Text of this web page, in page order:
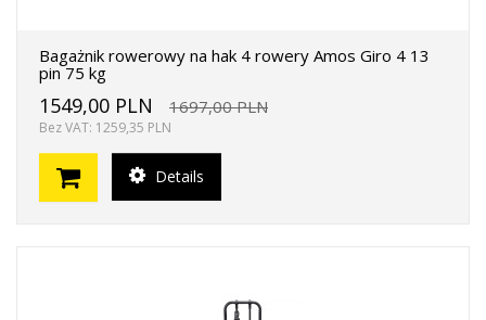
Bagażnik rowerowy na hak 4 rowery Amos Giro 4 13
pin 75 kg
1549,00 PLN 1697,00 PLN
Bez VAT: 1259,35 PLN
Details